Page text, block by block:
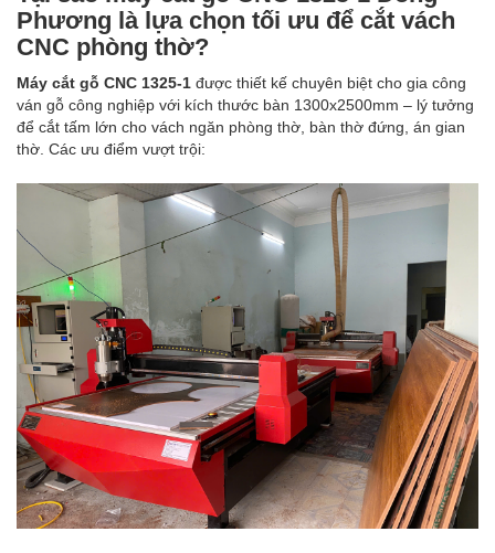
Phương là lựa chọn tối ưu để cắt vách
CNC phòng thờ?
Máy cắt gỗ CNC 1325-1 được thiết kế chuyên biệt cho gia công
ván gỗ công nghiệp với kích thước bàn 1300x2500mm – lý tưởng
để cắt tấm lớn cho vách ngăn phòng thờ, bàn thờ đứng, án gian
thờ. Các ưu điểm vượt trội: